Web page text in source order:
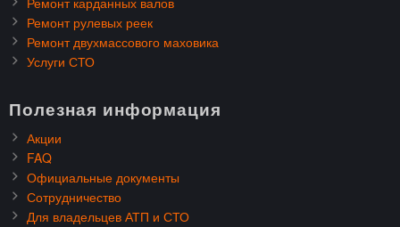
Ремонт рулевых реек
Ремонт двухмассового маховика
Услуги СТО
Полезная информация
Акции
FAQ
Официальные документы
Сотрудничество
Для владельцев АТП и СТО